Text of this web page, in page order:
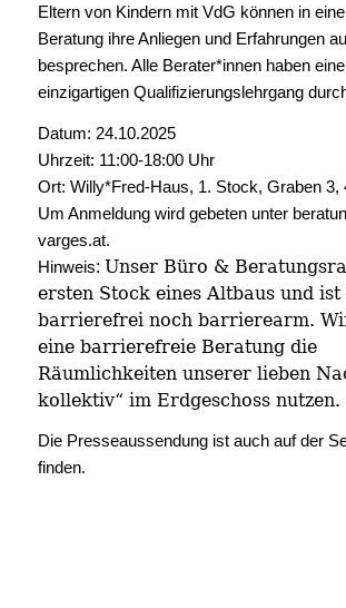
Eltern von Kindern mit VdG können in
Beratung ihre Anliegen und Erfahrungen
besprechen. Alle Berater*innen haben
einzigartigen Qualifizierungslehrgang
Datum: 24.10.2025
Uhrzeit: 11:00-18:00 Uhr
Ort: Willy*Fred-Haus, 1. Stock, Graben 3,
Um Anmeldung wird gebeten unter
varges.at.
Hinweis: Unser Büro &
ersten Stock eines Altbaus und ist
barrierefrei noch barrierearm.
eine barrierefreie Beratung die
Räumlichkeiten unserer lieben
kollektiv“ im Erdgeschoss nutzen.
Die Presseaussendung ist auch auf der
finden.